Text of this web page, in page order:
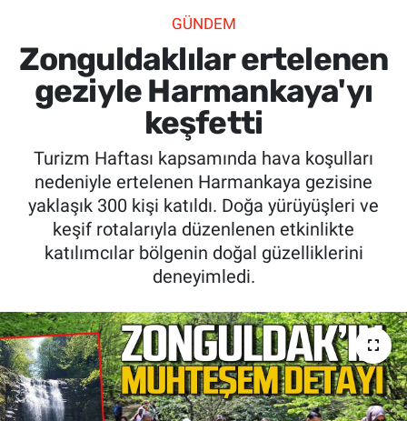
GÜNDEM
Zonguldaklılar ertelenen
geziyle Harmankaya'yı
keşfetti
Turizm Haftası kapsamında hava koşulları
nedeniyle ertelenen Harmankaya gezisine
yaklaşık 300 kişi katıldı. Doğa yürüyüşleri ve
keşif rotalarıyla düzenlenen etkinlikte
katılımcılar bölgenin doğal güzelliklerini
deneyimledi.
SPOR